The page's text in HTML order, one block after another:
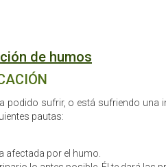
de humos
podido sufrir, o está sufriendo una
pautas:
afectada por el humo.